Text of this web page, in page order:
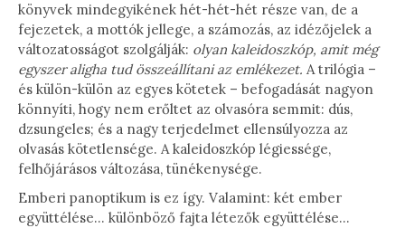
könyvek mindegyikének hét-hét-hét része van, de a
fejezetek, a mottók jellege, a számozás, az idézőjelek a
változatosságot szolgálják: olyan kaleidoszkóp, amit még
egyszer aligha tud összeállítani az emlékezet. A trilógia –
és külön-külön az egyes kötetek – befogadását nagyon
könnyíti, hogy nem erőltet az olvasóra semmit: dús,
dzsungeles; és a nagy terjedelmet ellensúlyozza az
olvasás kötetlensége. A kaleidoszkóp légiessége,
felhőjárásos változása, tünékenysége.
Emberi panoptikum is ez így. Valamint: két ember
együttélése… különböző fajta létezők együttélése…